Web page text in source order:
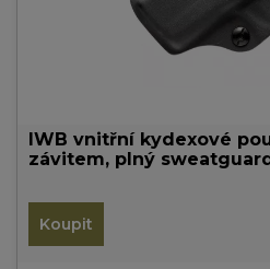
IWB vnitřní kydexové
závitem, plný
Koupit